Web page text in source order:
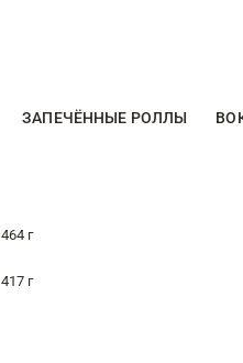
ЗАПЕЧЁННЫЕ РОЛЛЫ
464 г
417 г